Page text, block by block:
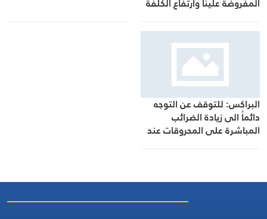
المفروضة علينا وارتفاع الكلفة
البراكس: للتوقف عن التوجه
دائماً الى زيادة الضرائب
المباشرة على المحروقات عند